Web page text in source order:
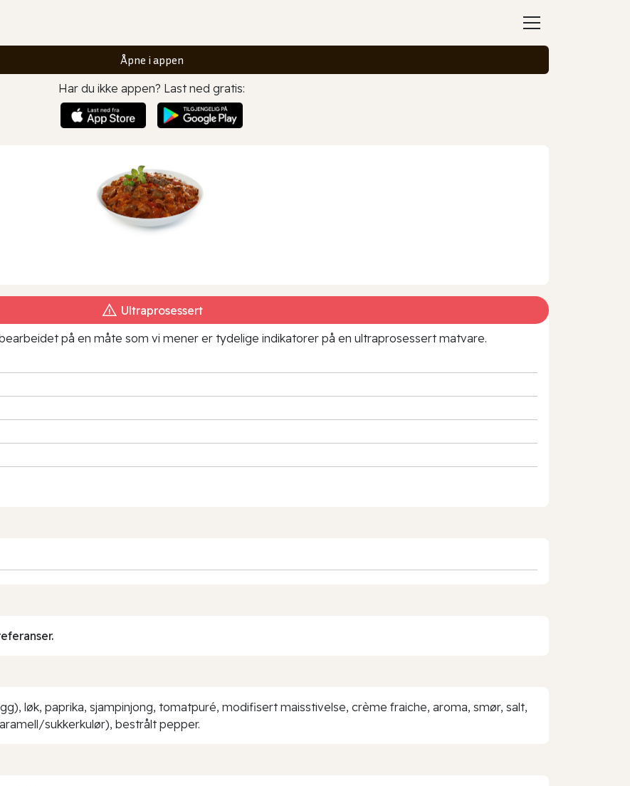
Åpne i appen
Har du ikke appen? Last ned gratis:
Ultraprosessert
på en måte som vi mener er tydelige indikatorer på en ultraprosessert matvare.
løk, paprika, sjampinjong, tomatpuré, modifisert maisstivelse, crème fraiche, aroma, smør, salt,
sukkerkulør), bestrålt pepper.